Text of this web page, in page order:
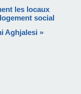
les locaux
social
Aghjalesi »